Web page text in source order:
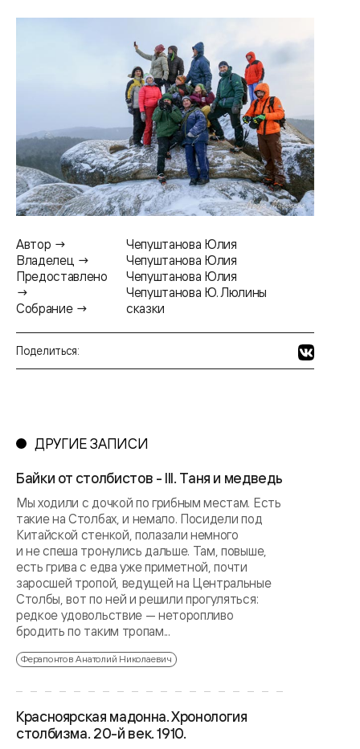
Автор →
Владелец →
Предоставлено
→
Собрание →
Чепуштанова Юлия
Чепуштанова Юлия
Чепуштанова Юлия
Чепуштанова Ю. Люлины
сказки
Поделиться:
ДРУГИЕ ЗАПИСИ
Байки от столбистов - III. Таня и медведь
Мы ходили с дочкой по грибным местам. Есть
такие на Столбах, и немало. Посидели под
Китайской стенкой, полазали немного
и не спеша тронулись дальше. Там, повыше,
есть грива с едва уже приметной, почти
заросшей тропой, ведущей на Центральные
Столбы, вот по ней и решили прогуляться:
редкое удовольствие — неторопливо
бродить по таким тропам...
Ферапонтов Анатолий Николаевич
Красноярская мадонна. Хронология
столбизма. 20-й век. 1910.